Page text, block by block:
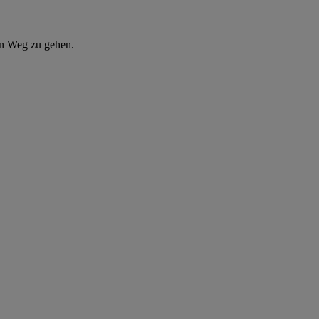
Weg zu gehen.